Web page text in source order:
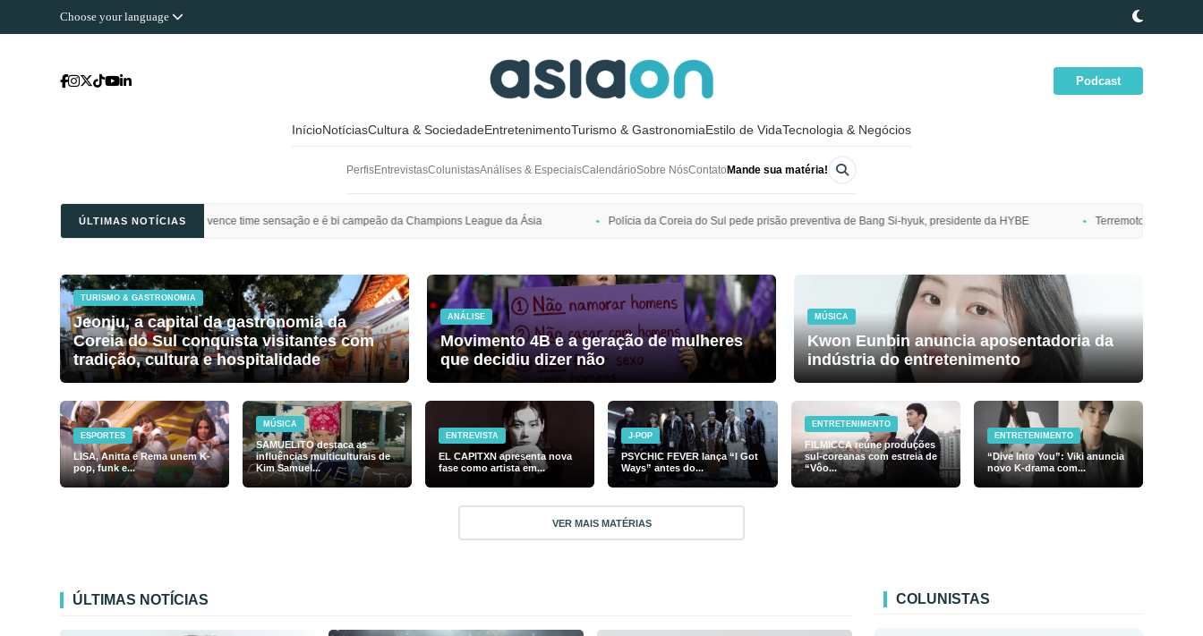
Choose your language
Podcast
InícioNotíciasCultura & SociedadeEntretenimentoTurismo & GastronomiaEstilo de VidaTecnologia & Negócios
PerfisEntrevistasColunistasAnálises & EspeciaisCalendárioSobre NósContato Mande sua matéria!
ÚLTIMAS NOTÍCIAS
Saudi vence time sensação e é bi campeão da Champions League da Ásia Polícia da Coreia do Sul pede prisão preventiva de Bang Si-hyuk, presidente da HYBE Terremoto de magnitude 7,7 atinge costa nordeste do
TURISMO & GASTRONOMIA
Jeonju, a capital da gastronomia da
Coreia do Sul conquista visitantes com
tradição, cultura e hospitalidade
ANÁLISE
Movimento 4B e a geração de mulheres
que decidiu dizer não
MÚSICA
Kwon Eunbin anuncia aposentadoria da
indústria do entretenimento
ESPORTES
LISA, Anitta e Rema unem K-
pop, funk e...
MÚSICA
SAMUELiTO destaca as
influências multiculturais de
Kim Samuel...
ENTREVISTA
EL CAPITXN apresenta nova
fase como artista em...
J-POP
PSYCHIC FEVER lança “I Got
Ways” antes do...
ENTRETENIMENTO
FILMICCA reúne produções
sul-coreanas com estreia de
“Vôo...
ENTRETENIMENTO
“Dive Into You”: Viki anuncia
novo K-drama com...
VER MAIS MATÉRIAS
ÚLTIMAS NOTÍCIAS COLUNISTAS